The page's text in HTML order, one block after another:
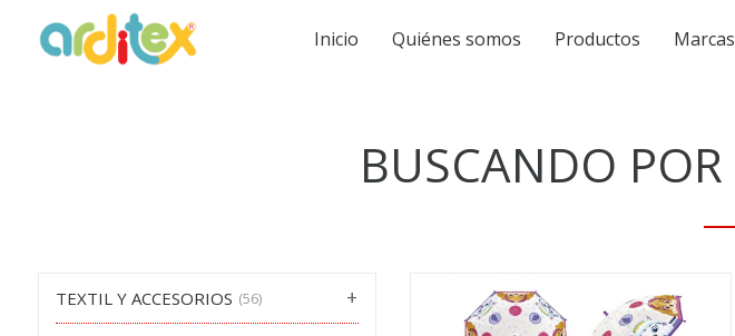
Inicio Quiénes somos Productos Marcas
BUSCANDO POR
TEXTIL Y ACCESORIOS (56)